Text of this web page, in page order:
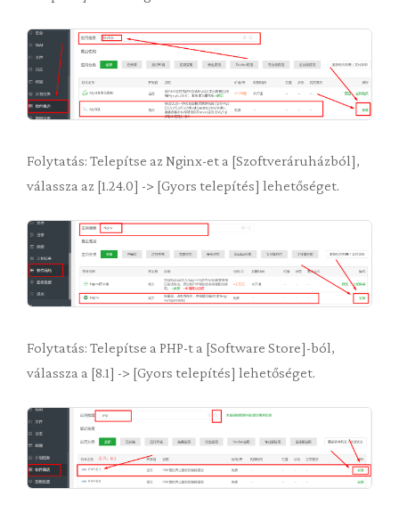
Folytatás: Telepítse az Nginx-et a [Szoftveráruházból],
válassza az [1.24.0] -> [Gyors telepítés] lehetőséget.
Folytatás: Telepítse a PHP-t a [Software Store]-ból,
válassza a [8.1] -> [Gyors telepítés] lehetőséget.